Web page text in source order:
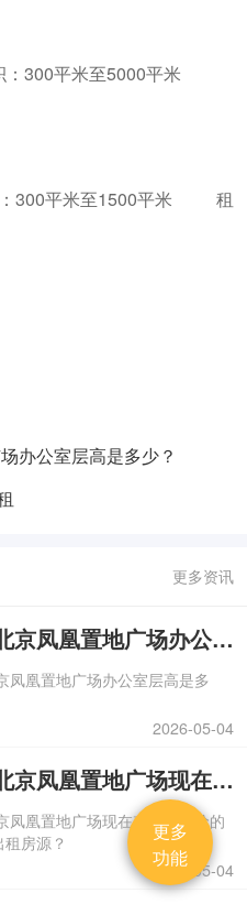
300平米至5000平米
平米至1500平米 租
办公室层高是多少？
更多资讯
2026北京凤凰置地广场办公室层高是多少？
凤凰置地广场办公室层高是多
2026-05-04
2026北京凤凰置地广场现在有没有特价的办公室出租房源？
凤凰置地广场现在有没有特价的
房源？
2026-05-04
更多
功能